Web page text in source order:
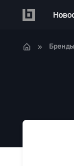
Бренды